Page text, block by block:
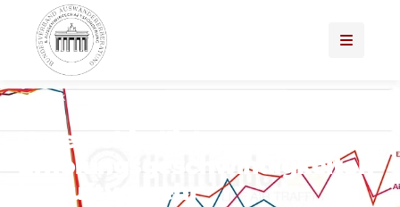
Zurück zu News & Presse
Unterschiedliche
Erholungsgeschwindigkeiten
im Luftverkehr